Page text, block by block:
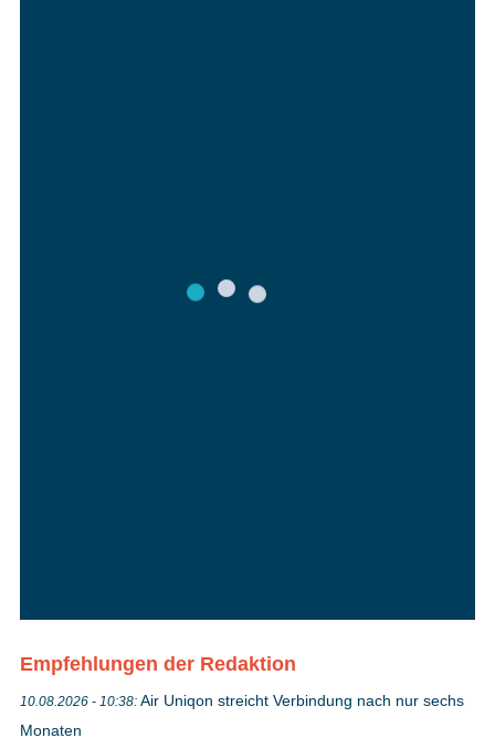
Empfehlungen der Redaktion
10.08.2026 - 10:38: Air Uniqon streicht Verbindung nach nur sechs
Monaten